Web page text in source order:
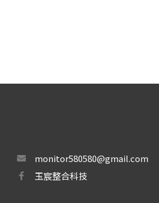
monitor580580@gmail.com
玉宸整合科技